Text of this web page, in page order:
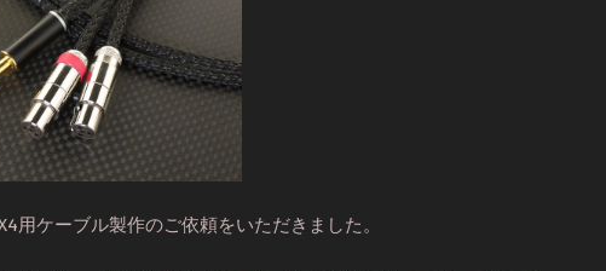
用ケーブル製作のご依頼をいただきました。